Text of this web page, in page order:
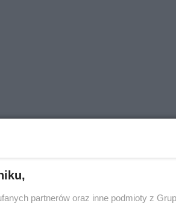
partnerów oraz inne podmioty z